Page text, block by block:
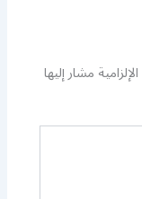
مشار إليها